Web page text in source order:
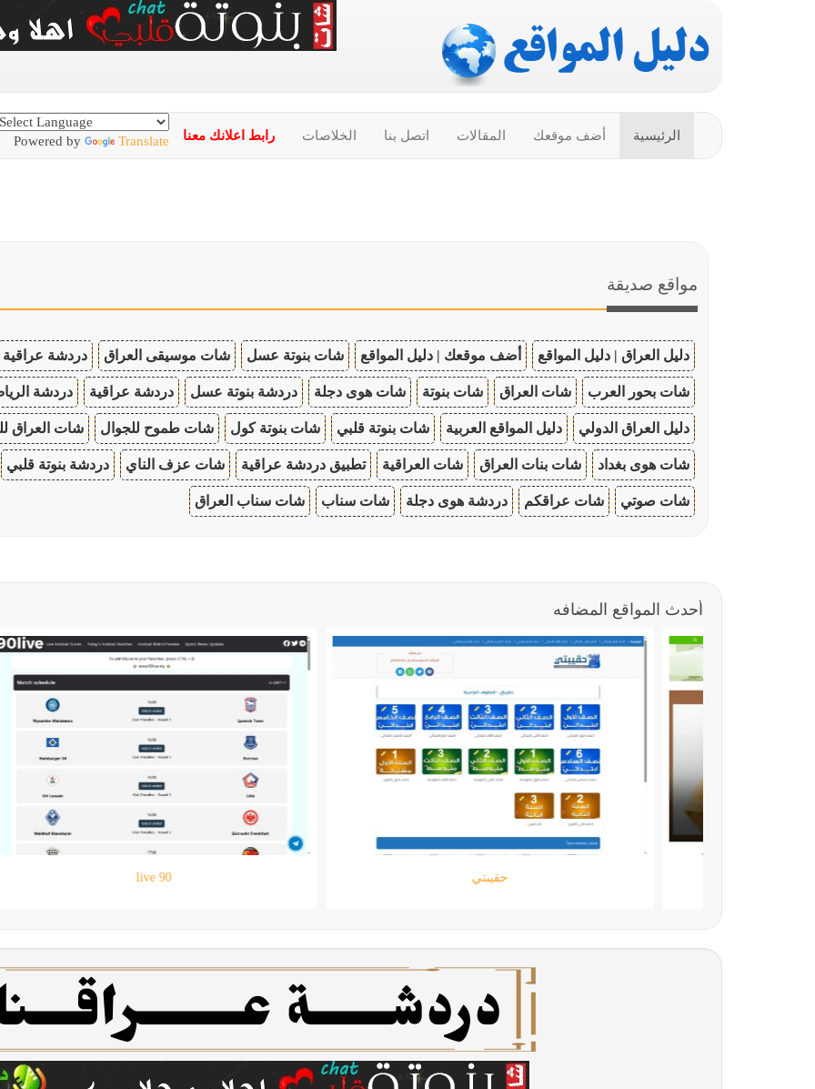
الرئيسية أضف موقعك المقالات اتصل بنا الخلاصات رابط اعلانك معنا Powered by Translate
مواقع صديقة
دليل العراق | دليل المواقع أضف موقعك | دليل المواقع شات بنوتة عسل شات موسيقى العراق دردشة عراقية
شات بحور العرب شات العراق شات بنوتة شات هوى دجلة دردشة بنوتة عسل دردشة عراقية دردشة
دليل العراق الدولي دليل المواقع العربية شات بنوتة قلبي شات بنوتة كول شات طموح للجوال شات العراق
شات هوى بغداد شات بنات العراق شات العراقية تطبيق دردشة عراقية شات عزف الناي دردشة بنوتة قلبي
شات صوتي شات عراقكم دردشة هوى دجلة شات سناب شات سناب العراق
أحدث المواقع المضافه
اللمسة الجامحة